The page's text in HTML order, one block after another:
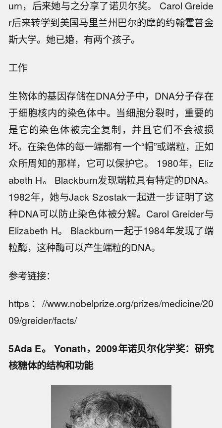
urn，后来她与之分享了诺贝尔奖。 Carol Greide
r后来转学到美国马里兰州巴尔的摩的约翰霍普金
斯大学。她已婚，有两个孩子。
工作
生物体的基因存储在DNA分子中，DNA分子存在
于细胞核内的染色体中。当细胞分裂时，重要的
是它的染色体被完全复制，并且它们不会被损
坏。在染色体的每一端都有一个“帽”或端粒，正如
众所周知的那样，它可以保护它。 1980年，Eliz
abeth H。 Blackburn发现端粒具有特定的DNA。
1982年，她与Jack Szostak一起进一步证明了这
种DNA可以防止染色体被分解。Carol Greider与
Elizabeth H。 Blackburn一起于1984年发现了端
粒酶，这种酶可以产生端粒的DNA。
参考链接：
https：//www.nobelprize.org/prizes/medicine/20
09/greider/facts/
5Ada E。 Yonath，2009年诺贝尔化学奖：研究
核糖体的结构和功能